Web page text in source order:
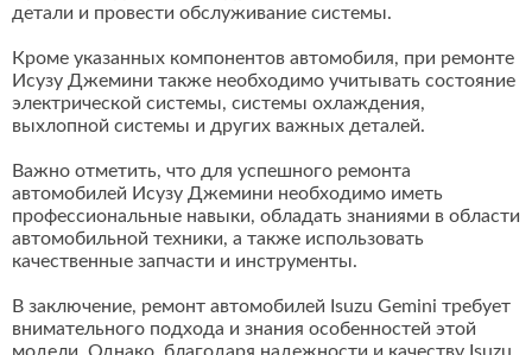
детали и провести обслуживание системы.
Кроме указанных компонентов автомобиля, при ремонте
Исузу Джемини также необходимо учитывать состояние
электрической системы, системы охлаждения,
выхлопной системы и других важных деталей.
Важно отметить, что для успешного ремонта
автомобилей Исузу Джемини необходимо иметь
профессиональные навыки, обладать знаниями в области
автомобильной техники, а также использовать
качественные запчасти и инструменты.
В заключение, ремонт автомобилей Isuzu Gemini требует
внимательного подхода и знания особенностей этой